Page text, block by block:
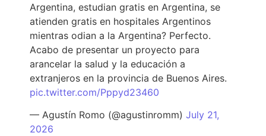
Argentina, estudian gratis en Argentina, se
atienden gratis en hospitales Argentinos
mientras odian a la Argentina? Perfecto.
Acabo de presentar un proyecto para
arancelar la salud y la educación a
extranjeros en la provincia de Buenos Aires.
pic.twitter.com/Pppyd23460
— Agustín Romo (@agustinromm) July 21,
2026